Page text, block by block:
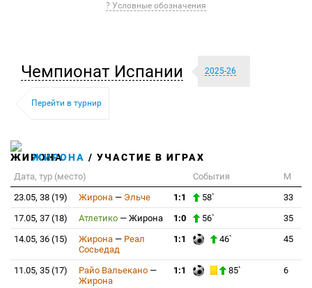
? Условные обозначения
Чемпионат Испании 2025-26
Перейти в турнир
ЖИРОНА / УЧАСТИЕ В ИГРАХ
Дата, тур (место) События
М
23.05, 38 (19)
Жирона — Эльче 1:1 58`
33
17.05, 37 (18)
Атлетико — Жирона 1:0 56`
35
14.05, 36 (15)
Жирона — Реал
Сосьедад
1:1 46` 45
11.05, 35 (17) Райо Вальекано —
Жирона
1:1 85` 6